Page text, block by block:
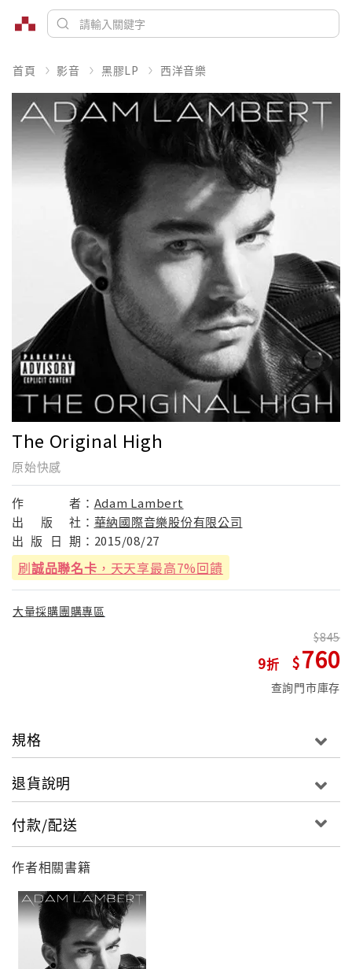
首頁 影音 黑膠LP 西洋音樂
The Original High
原始快感
作 者： Adam Lambert
出
版 社： 華納國際音樂股份有限公司
出 版 日 期： 2015/08/27
刷誠品聯名卡 ，天天享最高7%回饋
大量採購團購專區
9
845
760
查詢門市庫存
規格
退貨說明
付款/配送
作者相關書籍